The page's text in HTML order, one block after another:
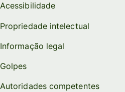
Acessibilidade
Propriedade intelectual
Informação legal
Golpes
Autoridades competentes